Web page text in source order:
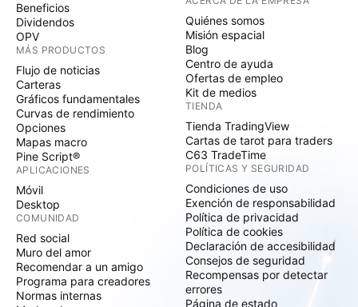
Beneficios
Dividendos
OPV
MÁS PRODUCTOS
Flujo de noticias
Carteras
Gráficos fundamentales
Curvas de rendimiento
Opciones
Mapas macro
Pine Script®
APLICACIONES
Móvil
Desktop
COMUNIDAD
Red social
Muro del amor
Recomendar a un amigo
Programa para creadores
Normas internas
Quiénes somos
Misión espacial
Blog
Centro de ayuda
Ofertas de empleo
Kit de medios
TIENDA
Tienda TradingView
Cartas de tarot para traders
C63 TradeTime
POLÍTICAS Y SEGURIDAD
Condiciones de uso
Exención de responsabilidad
Política de privacidad
Política de cookies
Declaración de accesibilidad
Consejos de seguridad
Recompensas por detectar
errores
Página de estado